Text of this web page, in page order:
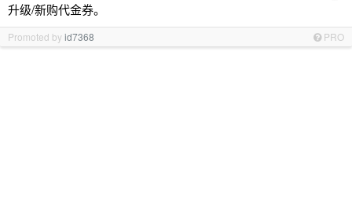
升级/新购代金券。
Promoted byid7368 PRO